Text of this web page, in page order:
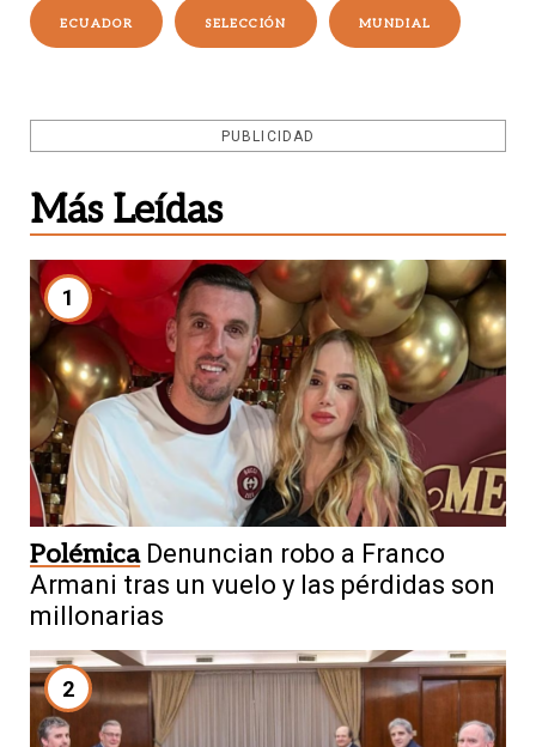
ECUADOR SELECCIÓN MUNDIAL
PUBLICIDAD
Más Leídas
1
Polémica Denuncian robo a Franco
Armani tras un vuelo y las pérdidas son
millonarias
2